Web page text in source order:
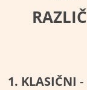
1. KLASIČNI-